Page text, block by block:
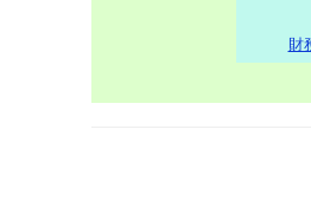
財